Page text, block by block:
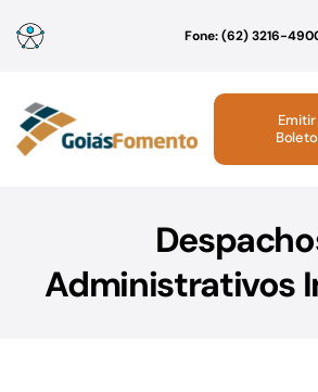
para
conteúdo
Fone: (62) 3216-
Linhas de Crédito
Emitir
Boleto
Administrativos